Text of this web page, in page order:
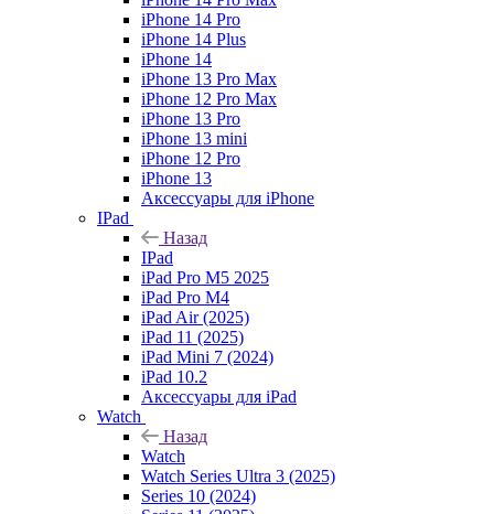
iPhone 14 Pro
iPhone 14 Plus
iPhone 14
iPhone 13 Pro Max
iPhone 12 Pro Max
iPhone 13 Pro
iPhone 13 mini
iPhone 12 Pro
iPhone 13
Аксессуары для iPhone
IPad
Назад
IPad
iPad Pro M5 2025
iPad Pro M4
iPad Air (2025)
iPad 11 (2025)
iPad Mini 7 (2024)
iPad 10.2
Аксессуары для iPad
Watch
Назад
Watch
Watch Series Ultra 3 (2025)
Series 10 (2024)